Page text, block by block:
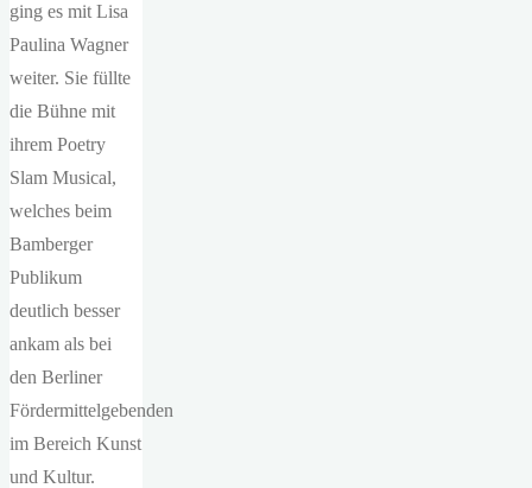
ging es mit Lisa
Paulina Wagner
weiter. Sie füllte
die Bühne mit
ihrem Poetry
Slam Musical,
welches beim
Bamberger
Publikum
deutlich besser
ankam als bei
den Berliner
Fördermittelgebenden
im Bereich Kunst
und Kultur.